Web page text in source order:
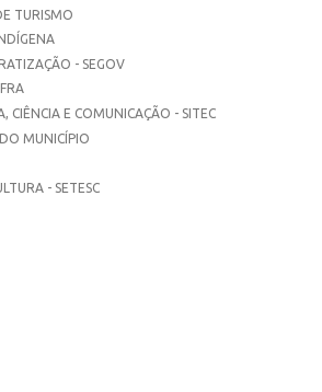
TURISMO
- SEGOV
CIÊNCIA E COMUNICAÇÃO - SITEC
MUNICÍPIO
- SETESC